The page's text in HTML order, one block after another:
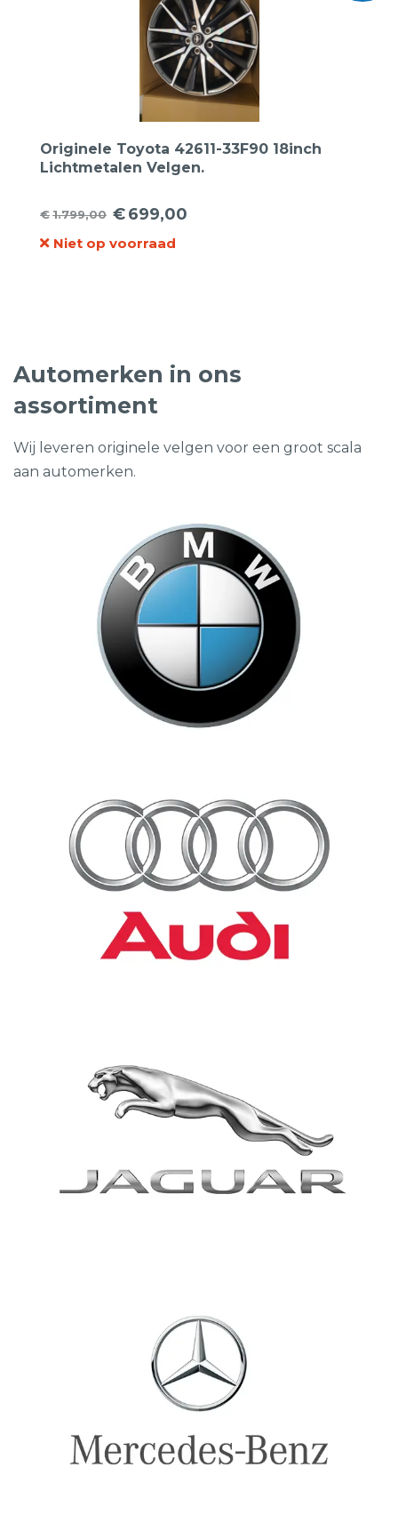
Originele Toyota 42611-33F90 18inch
Lichtmetalen Velgen.
€1.799,00
Oorspronkelijke
prijs
€699,00
Huidige
prijs
Niet op voorraad
Automerken in ons
assortiment
Wij leveren originele velgen voor een groot scala
aan automerken.